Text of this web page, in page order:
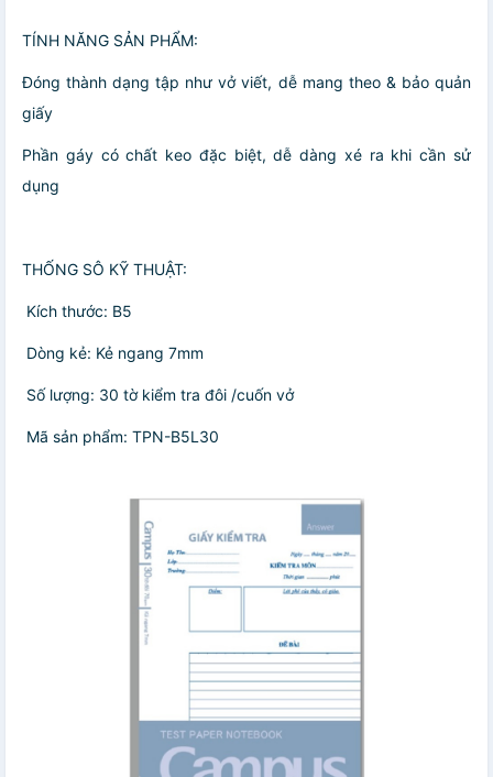
TÍNH NĂNG SẢN PHẨM:
Đóng thành dạng tập như vở viết, dễ mang theo & bảo quản
giấy
Phần gáy có chất keo đặc biệt, dễ dàng xé ra khi cần sử
dụng
THỐNG SÔ KỸ THUẬT:
️ Kích thước: B5
️ Dòng kẻ: Kẻ ngang 7mm
️ Số lượng: 30 tờ kiểm tra đôi /cuốn vở
️ Mã sản phẩm: TPN-B5L30